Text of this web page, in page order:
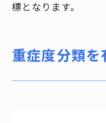
標となります。
重症度分類を